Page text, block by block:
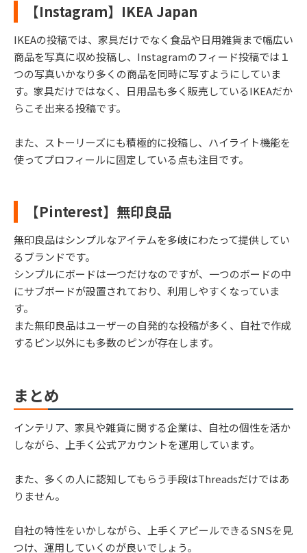
【Instagram】IKEA Japan
IKEAの投稿では、家具だけでなく食品や日用雑貨まで幅広い
商品を写真に収め投稿し、Instagramのフィード投稿では１
つの写真いかなり多くの商品を同時に写すようにしていま
す。家具だけではなく、日用品も多く販売しているIKEAだか
らこそ出来る投稿です。
また、ストーリーズにも積極的に投稿し、ハイライト機能を
使ってプロフィールに固定している点も注目です。
【Pinterest】無印良品
無印良品はシンプルなアイテムを多岐にわたって提供してい
るブランドです。
シンプルにボードは一つだけなのですが、一つのボードの中
にサブボードが設置されており、利用しやすくなっていま
す。
また無印良品はユーザーの自発的な投稿が多く、自社で作成
するピン以外にも多数のピンが存在します。
まとめ
インテリア、家具や雑貨に関する企業は、自社の個性を活か
しながら、上手く公式アカウントを運用しています。
また、多くの人に認知してもらう手段はThreadsだけではあ
りません。
自社の特性をいかしながら、上手くアピールできるSNSを見
つけ、運用していくのが良いでしょう。